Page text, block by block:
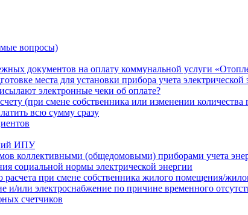
вопросы)
документов на оплату коммунальной услуги
места для установки прибора учета электрической
электронные чеки об оплате?
(при смене собственника или изменении
всю сумму сразу
ИПУ
коллективными (общедомовыми) приборами учета
социальной нормы электрической энергии
расчета при смене собственника жилого помещения/
и/или электроснабжение по причине временного
счетчиков